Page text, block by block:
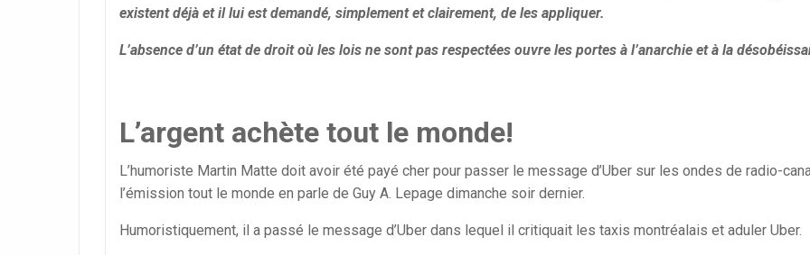
existent déjà et il lui est demandé, simplement et clairement, de les appliquer.
L’absence d’un état de droit où les lois ne sont pas respectées ouvre les portes à l’anarchie et à la
L’argent achète tout le monde!
L’humoriste Martin Matte doit avoir été payé cher pour passer le message d’Uber sur les ondes de radio-
l’émission tout le monde en parle de Guy A. Lepage dimanche soir dernier.
Humoristiquement, il a passé le message d’Uber dans lequel il critiquait les taxis montréalais et aduler Uber.